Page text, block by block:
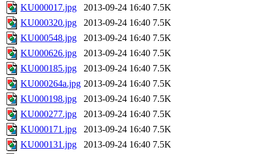
KU000017.jpg
2013-09-24 16:40 7.5K
KU000320.jpg
2013-09-24 16:40 7.5K
KU000548.jpg
2013-09-24 16:40 7.5K
KU000626.jpg
2013-09-24 16:40 7.5K
KU000185.jpg
2013-09-24 16:40 7.5K
KU000264a.jpg 2013-09-24 16:40 7.5K
KU000198.jpg
2013-09-24 16:40 7.5K
KU000277.jpg
2013-09-24 16:40 7.5K
KU000171.jpg
2013-09-24 16:40 7.5K
KU000131.jpg
2013-09-24 16:40 7.5K